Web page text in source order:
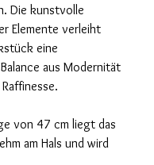
Die kunstvolle
Elemente verleiht
eine
aus Modernität
von 47 cm liegt das
am Hals und wird